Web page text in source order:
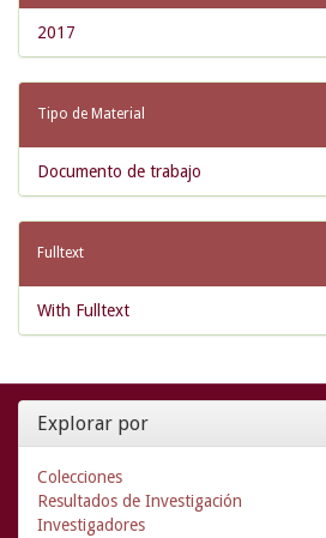
2017
Tipo de Material
Documento de trabajo
Fulltext
With Fulltext
Explorar por
Colecciones
Resultados de Investigación
Investigadores